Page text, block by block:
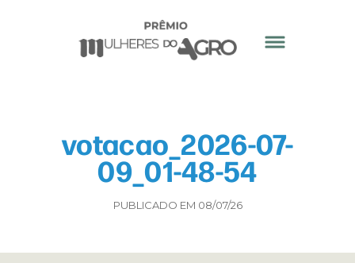
votacao_2026-07-
09_01-48-54
PUBLICADO EM 08/07/26